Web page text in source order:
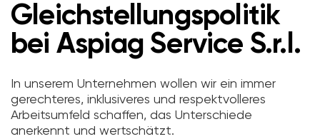
Gleichstellungspolitik
bei Aspiag Service S.r.l.
In unserem Unternehmen wollen wir ein immer
gerechteres, inklusiveres und respektvolleres
Arbeitsumfeld schaffen, das Unterschiede
anerkennt und wertschätzt.